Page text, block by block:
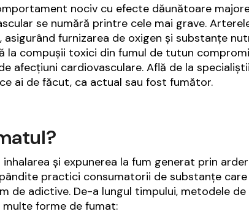
nociv cu efecte dăunătoare
se numără printre cele mai grave.
asigurând furnizarea de oxigen și substanțe
la compușii toxici din fumul de tutun
afecțiuni cardiovasculare. Află de la
ai de făcut, ca actual sau fost fumător.
și expunerea la fum generat prin
practici consumatorii de substanțe
de adictive. De-a lungul timpului, metodele
forme de fumat: